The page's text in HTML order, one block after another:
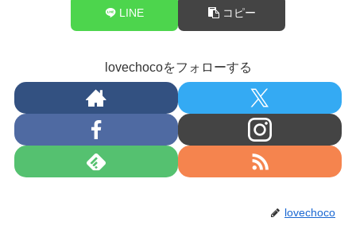
LINE コピー
lovechocoをフォローする
lovechoco